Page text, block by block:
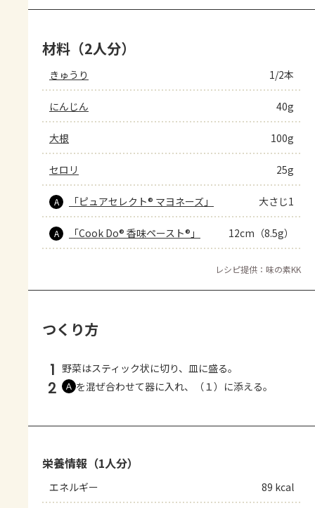
材料（2人分）
きゅうり 1/2本
にんじん 40g
大根 100g
セロリ 25g
A 「ピュアセレクト® マヨネーズ」 大さじ1
A 「Cook Do® 香味ペースト®」 12cm（8.5g）
レシピ提供：味の素KK
つくり方
1 野菜はスティック状に切り、皿に盛る。
2 Ａ を混ぜ合わせて器に入れ、（１）に添える。
栄養情報（1人分）
エネルギー 89 kcal